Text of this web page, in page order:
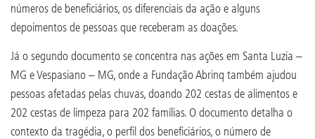
números de beneficiários, os diferenciais da ação e alguns
depoimentos de pessoas que receberam as doações.
Já o segundo documento se concentra nas ações em Santa Luzia –
MG e Vespasiano – MG, onde a Fundação Abrinq também ajudou
pessoas afetadas pelas chuvas, doando 202 cestas de alimentos e
202 cestas de limpeza para 202 famílias. O documento detalha o
contexto da tragédia, o perfil dos beneficiários, o número de